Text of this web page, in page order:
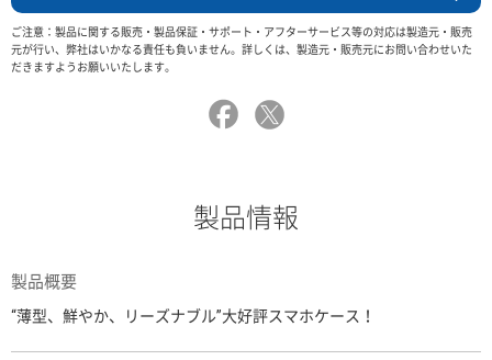
ご注意：製品に関する販売・製品保証・サポート・アフターサービス等の対応は製造元・販売
元が行い、弊社はいかなる責任も負いません。詳しくは、製造元・販売元にお問い合わせいた
だきますようお願いいたします。
製品情報
製品概要
“薄型、鮮やか、リーズナブル”大好評スマホケース！